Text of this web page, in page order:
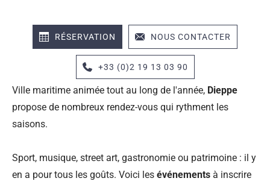
RÉSERVATION NOUS CONTACTER
+33 (0)2 19 13 03 90
Ville maritime animée tout au long de l'année, Dieppe
propose de nombreux rendez-vous qui rythment les
saisons.
Sport, musique, street art, gastronomie ou patrimoine : il y
en a pour tous les goûts. Voici les événements à inscrire